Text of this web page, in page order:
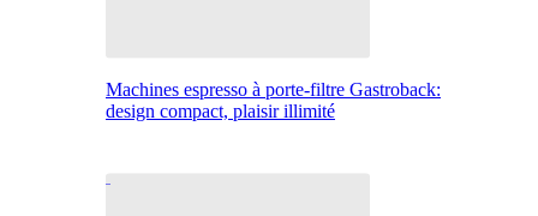
Machines espresso à porte-filtre Gastroback:
design compact, plaisir illimité